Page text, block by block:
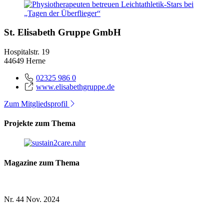
St. Elisabeth Gruppe GmbH
Hospitalstr. 19
44649 Herne
02325 986 0
www.elisabethgruppe.de
Zum Mitgliedsprofil
Projekte zum Thema
Magazine zum Thema
Nr. 44 Nov. 2024